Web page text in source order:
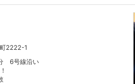
2222-1
6号線沿い